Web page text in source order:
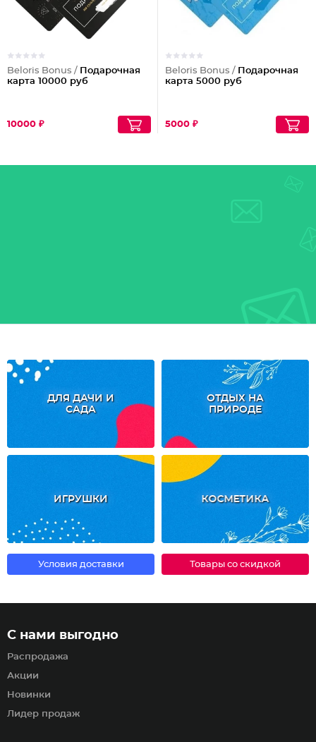
Beloris Bonus / Подарочная
карта 10000 руб
10000 ₽
Beloris Bonus / Подарочная
карта 5000 руб
5000 ₽
ДЛЯ ДАЧИ И
САДА
ОТДЫХ НА
ПРИРОДЕ
ИГРУШКИ КОСМЕТИКА
Условия доставки Товары со скидкой
С нами выгодно
Распродажа
Акции
Новинки
Лидер продаж